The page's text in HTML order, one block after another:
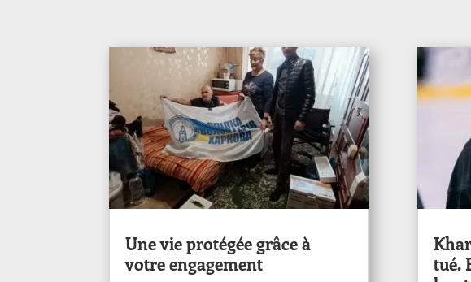
Une vie protégée grâce à
votre engagement
tué.